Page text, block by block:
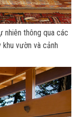
nhiên thông qua các
vườn và cảnh